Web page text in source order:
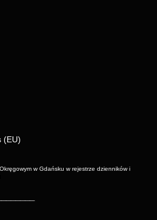
(EU)
w Gdańsku w rejestrze dzienników i